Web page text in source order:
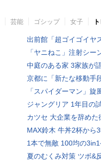
芸能 ゴシップ 女子
出前館「超ゴイゴイヤ
「ヤニねこ」注射シー
中庭のある家 3家族が
京都に「新たな移動手
「スパイダーマン」旋
ジャングリア 1年目の
カツセ 大企業を辞めた
MAX鈴木 牛丼2杯から
1本で無敵 100均の
夏のむくみ対策 ツボ&